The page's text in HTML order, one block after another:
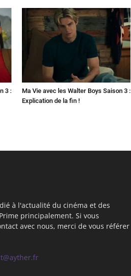
3 :
Ma Vie avec les Walter Boys Saison 3 :
Explication de la fin !
à l'actualité du cinéma et des
principalement. Si vous
avec nous, merci de vous référer